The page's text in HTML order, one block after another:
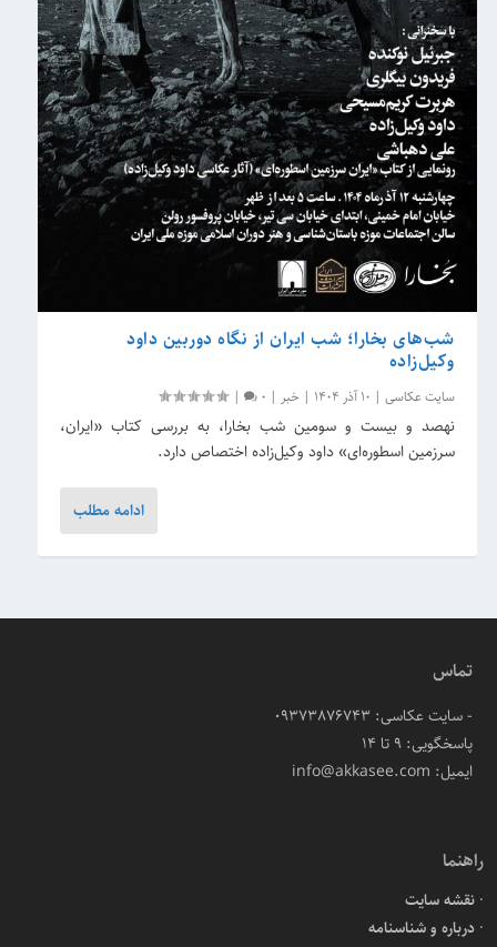
شب‌های بخارا؛ شب ایران از نگاه دوربین داود
وکیل‌زاده
سایت عکاسی | 10 آذر 1404 | خبر |
0
|
نهصد و بیست و سومین شب بخارا، به بررسی کتاب «ایران،
سرزمین اسطوره‌ای» داود وکیل‌زاده اختصاص دارد.
ادامه مطلب
تماس
- سایت عکاسی: 09373876743
پاسخگویی: ۹ تا ۱۴
ایمیل: info@akkasee.com
راهنما
نقشه سایت
درباره و شناسنامه